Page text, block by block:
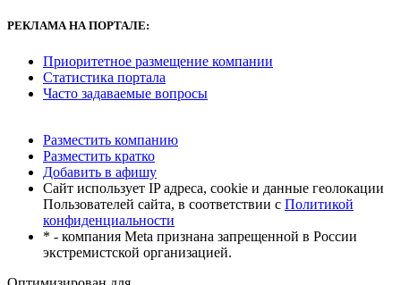
РЕКЛАМАНА ПОРТАЛЕ:
Приоритетное размещение компании
Статистика портала
Часто задаваемые вопросы
Разместить компанию
Разместить кратко
Добавить в афишу
Сайт использует IP адреса, cookie и данные геолокации
Пользователей сайта, в соответствии с Политикой
конфиденциальности
* - компания Meta признана запрещенной в России
экстремистской организацией.